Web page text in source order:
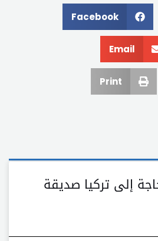
Facebook
Email
Print
إلى تركيا صديقة